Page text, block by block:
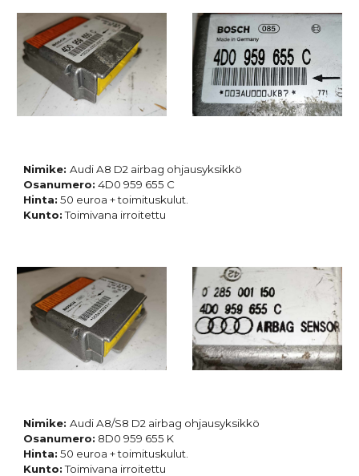
Nimike:Audi A8 D2 airbag ohjausyksikkö
Osanumero: 4D0 959 655 C
Hinta: 50 euroa + toimituskulut.
Kunto:Toimivana irroitettu
Nimike:Audi A8/S8 D2 airbag ohjausyksikkö
Osanumero: 8D0 959 655 K
Hinta: 50 euroa + toimituskulut.
Kunto:Toimivana irroitettu